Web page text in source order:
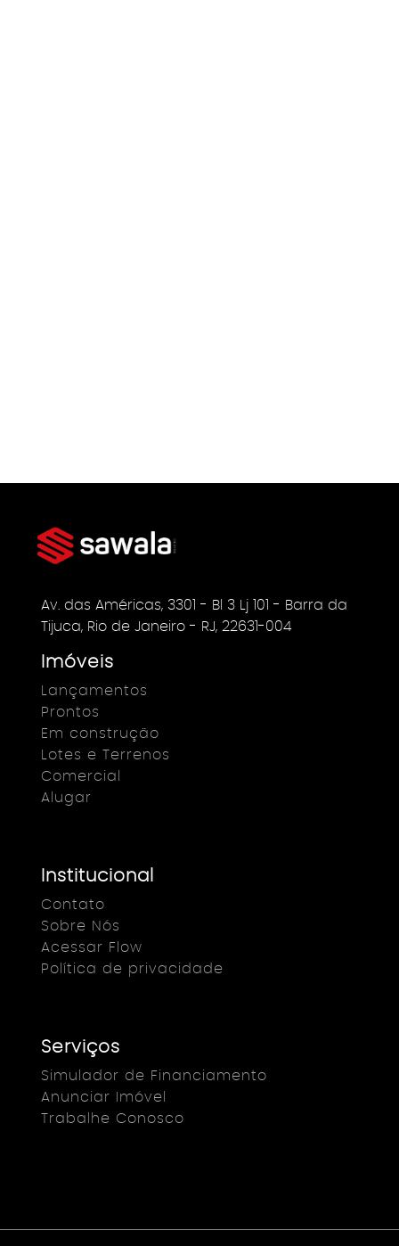
Av. das Américas, 3301 - Bl 3 Lj 101 - Barra da
Tijuca, Rio de Janeiro - RJ, 22631-004
Imóveis
Lançamentos
Prontos
Em construção
Lotes e Terrenos
Comercial
Alugar
Institucional
Contato
Sobre Nós
Acessar Flow
Política de privacidade
Serviços
Simulador de Financiamento
Anunciar Imóvel
Trabalhe Conosco